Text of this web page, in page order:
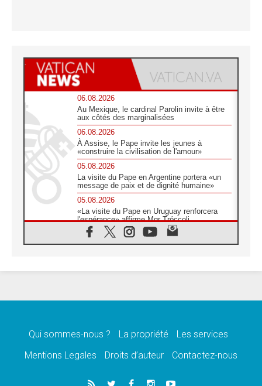
06.08.2026
Au Mexique, le cardinal Parolin invite à être
aux côtés des marginalisées
06.08.2026
À Assise, le Pape invite les jeunes à
«construire la civilisation de l'amour»
05.08.2026
La visite du Pape en Argentine portera «un
message de paix et de dignité humaine»
05.08.2026
«La visite du Pape en Uruguay renforcera
l'espérance» affirme Mgr Tróccoli
05.08.2026
Le nonce en Ukraine: «Il est inquiétant
05.08.2026
Addis-Abeba
Le Pape exprime ses condoléances suite au
05.08.2026
Qui sommes-nous ? La propriété
Les services
Mentions Legales
Droits d’auteur Contactez-nous